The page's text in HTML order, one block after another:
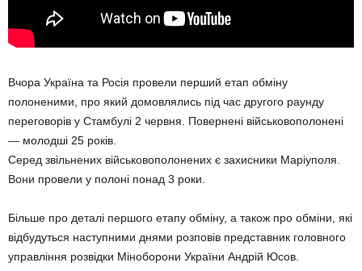
Вчора Україна та Росія провели перший етап обміну
полоненими, про який домовлялись під час другого раунду
переговорів у Стамбулі 2 червня. Повернені військовополонені
— молодші 25 років.
Серед звільнених військовополонених є захисники Маріуполя.
Вони провели у полоні понад 3 роки.
Більше про деталі першого етапу обміну, а також про обміни, які
відбудуться наступними днями розповів представник головного
управління розвідки Міноборони України Андрій Юсов.